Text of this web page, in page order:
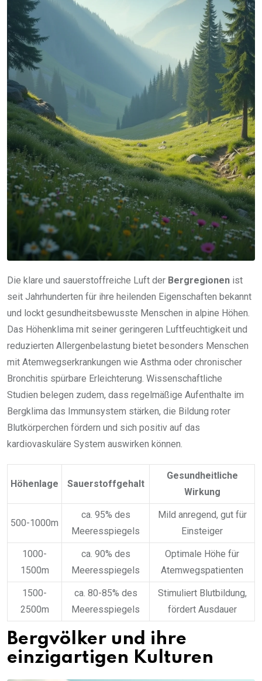
Die klare und sauerstoffreiche Luft der Bergregionen ist
seit Jahrhunderten für ihre heilenden Eigenschaften bekannt
und lockt gesundheitsbewusste Menschen in alpine Höhen.
Das Höhenklima mit seiner geringeren Luftfeuchtigkeit und
reduzierten Allergenbelastung bietet besonders Menschen
mit Atemwegserkrankungen wie Asthma oder chronischer
Bronchitis spürbare Erleichterung. Wissenschaftliche
Studien belegen zudem, dass regelmäßige Aufenthalte im
Bergklima das Immunsystem stärken, die Bildung roter
Blutkörperchen fördern und sich positiv auf das
kardiovaskuläre System auswirken können.
Höhenlage Sauerstoffgehalt
Gesundheitliche
Wirkung
500-1000m
ca. 95% des
Meeresspiegels
Mild anregend, gut für
Einsteiger
1000-
1500m
ca. 90% des
Meeresspiegels
Optimale Höhe für
Atemwegspatienten
1500-
2500m
ca. 80-85% des
Meeresspiegels
Stimuliert Blutbildung,
fördert Ausdauer
Bergvölker und ihre
einzigartigen Kulturen